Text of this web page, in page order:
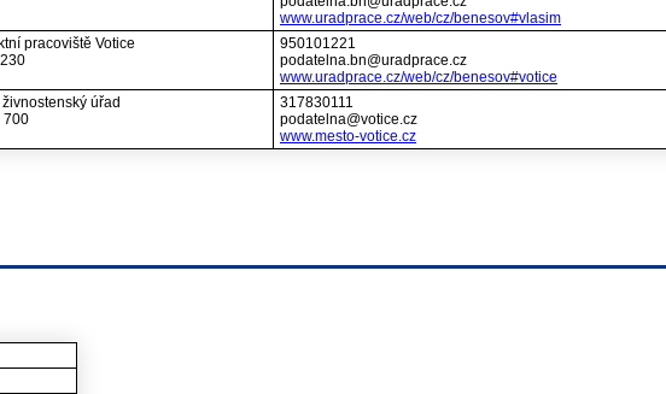
www.uradprace.cz/web/cz/benesov#vlasim
pracoviště Votice
950101221
podatelna.bn@uradprace.cz
www.uradprace.cz/web/cz/benesov#votice
úřad
700
317830111
podatelna@votice.cz
www.mesto-votice.cz